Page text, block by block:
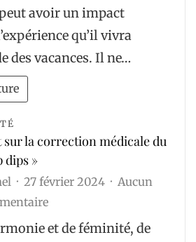
éviter
au
moment
colonie
vacances
ados
avoir un impact
qu’il vivra
des vacances. Il ne…
sur la correction médicale du
dips »
27 février 2024
Aucun
sur
Tout
et de féminité, de